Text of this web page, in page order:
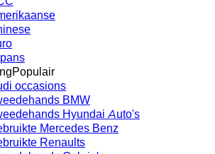
Populair
occasions
BMW
Hyundai Auto's
Mercedes Benz
Renaults